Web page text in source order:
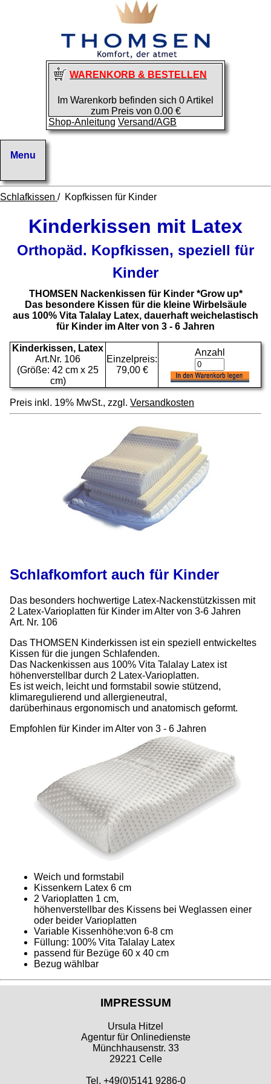
WARENKORB & BESTELLEN
Im Warenkorb befinden sich 0 Artikel
zum Preis von 0.00 €
Shop-Anleitung Versand/AGB
Schlafkissen / Kopfkissen für Kinder
Kinderkissen mit Latex
Orthopäd. Kopfkissen, speziell für
Kinder
THOMSEN Nackenkissen für Kinder *Grow up*
Das besondere Kissen für die kleine Wirbelsäule
aus 100% Vita Talalay Latex, dauerhaft weichelastisch
für Kinder im Alter von 3 - 6 Jahren
Kinderkissen, Latex
Art.Nr. 106
(Größe: 42 cm x 25
cm)
Einzelpreis:
79,00 €
Anzahl
Preis inkl. 19% MwSt., zzgl. Versandkosten
Schlafkomfort auch für Kinder
Das besonders hochwertige Latex-Nackenstützkissen mit
2 Latex-Varioplatten für Kinder im Alter von 3-6 Jahren
Art. Nr. 106
Das THOMSEN Kinderkissen ist ein speziell entwickeltes
Kissen für die jungen Schlafenden.
Das Nackenkissen aus 100% Vita Talalay Latex ist
höhenverstellbar durch 2 Latex-Varioplatten.
Es ist weich, leicht und formstabil sowie stützend,
klimaregulierend und allergieneutral,
darüberhinaus ergonomisch und anatomisch geformt.
Empfohlen für Kinder im Alter von 3 - 6 Jahren
Weich und formstabil
Kissenkern Latex 6 cm
2 Varioplatten 1 cm,
höhenverstellbar des Kissens bei Weglassen einer
oder beider Varioplatten
Variable Kissenhöhe:von 6-8 cm
Füllung: 100% Vita Talalay Latex
passend für Bezüge 60 x 40 cm
Bezug wählbar
IMPRESSUM
Ursula Hitzel
Agentur für Onlinedienste
Münchhausenstr. 33
29221 Celle
Tel. +49(0)5141 9286-0